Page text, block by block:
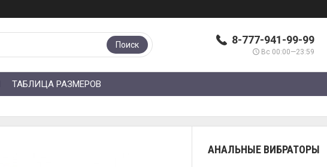
8-777-941-99-99
Вс 00:00—23:59
Поиск
ТАБЛИЦА РАЗМЕРОВ
АНАЛЬНЫЕ ВИБРАТОРЫ